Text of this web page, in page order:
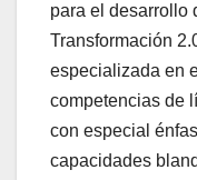
para el desarrollo
Transformación
especializada en
competencias de
con especial
capacidades